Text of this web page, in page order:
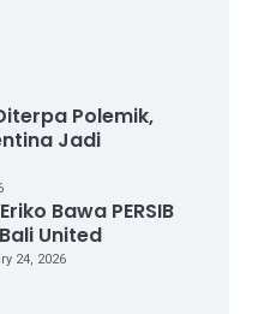
Polemik,
Jadi
Bawa PERSIB
United
24, 2026